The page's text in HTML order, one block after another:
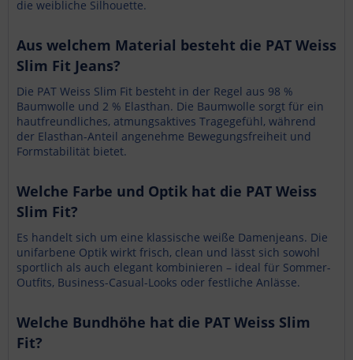
die weibliche Silhouette.
Aus welchem Material besteht die PAT Weiss
Slim Fit Jeans?
Die PAT Weiss Slim Fit besteht in der Regel aus 98 %
Baumwolle und 2 % Elasthan. Die Baumwolle sorgt für ein
hautfreundliches, atmungsaktives Tragegefühl, während
der Elasthan-Anteil angenehme Bewegungsfreiheit und
Formstabilität bietet.
Welche Farbe und Optik hat die PAT Weiss
Slim Fit?
Es handelt sich um eine klassische weiße Damenjeans. Die
unifarbene Optik wirkt frisch, clean und lässt sich sowohl
sportlich als auch elegant kombinieren – ideal für Sommer-
Outfits, Business-Casual-Looks oder festliche Anlässe.
Welche Bundhöhe hat die PAT Weiss Slim
Fit?